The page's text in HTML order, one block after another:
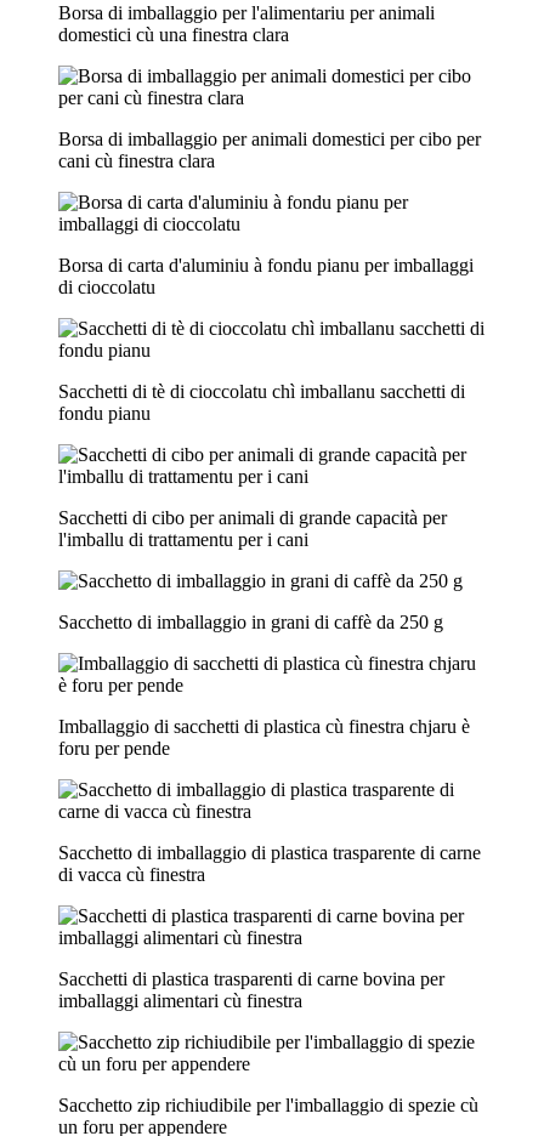
Borsa di imballaggio per l'alimentariu per animali
domestici cù una finestra clara
Borsa di imballaggio per animali domestici per cibo per
cani cù finestra clara
Borsa di carta d'aluminiu à fondu pianu per imballaggi
di cioccolatu
Sacchetti di tè di cioccolatu chì imballanu sacchetti di
fondu pianu
Sacchetti di cibo per animali di grande capacità per
l'imballu di trattamentu per i cani
Sacchetto di imballaggio in grani di caffè da 250 g
Imballaggio di sacchetti di plastica cù finestra chjaru è
foru per pende
Sacchetto di imballaggio di plastica trasparente di carne
di vacca cù finestra
Sacchetti di plastica trasparenti di carne bovina per
imballaggi alimentari cù finestra
Sacchetto zip richiudibile per l'imballaggio di spezie cù
un foru per appendere